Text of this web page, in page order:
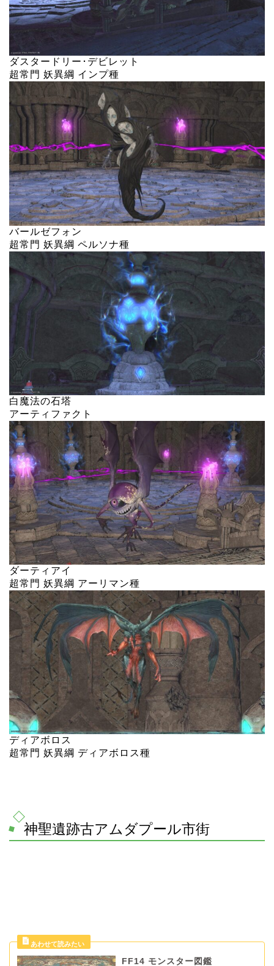
ダスタードリー･デビレット
超常門 妖異綱 インプ種
バールゼフォン
超常門 妖異綱 ペルソナ種
白魔法の石塔
アーティファクト
ダーティアイ
超常門 妖異綱 アーリマン種
ディアボロス
超常門 妖異綱 ディアボロス種
神聖遺跡古アムダプール市街
FF14 モンスター図鑑